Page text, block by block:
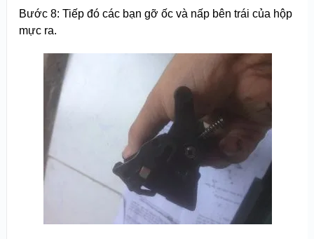
Bước 8: Tiếp đó các bạn gỡ ốc và nấp bên trái của hộp
mực ra.